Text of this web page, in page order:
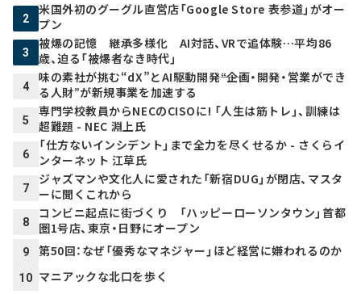
2
米国外初のグーグル直営店「Google Store 表参道」がオー
プン
3
被爆の記憶 継承多様化 AI対話、VRで追体験…平均86
歳、迫る「被爆者なき時代」
4
味の素社が挑む“dX”とAI駆動開発――“企画・開発・営業ができ
る人財”が新規事業を加速する
5
専門学校教員からNECのCISOに! 「人生は筋トレ」、訓練は
超難題 - NEC 淵上氏
6
「仕方ないインシデント」まで全力を尽くせるか - さくらイ
ンターネット 江草氏
7
ジャズマンや文化人に愛された「新宿DUG」が閉店、マスタ
ーに聞くこれから
8
コンビニ起点に街づくり 「ハッピーローソンタウン」首都
圏1号店、東京・日野にオープン
9 第50回：なぜ「優秀なマネジャー」ほど経営に嫌われるのか
10 マニアックな北口を歩く